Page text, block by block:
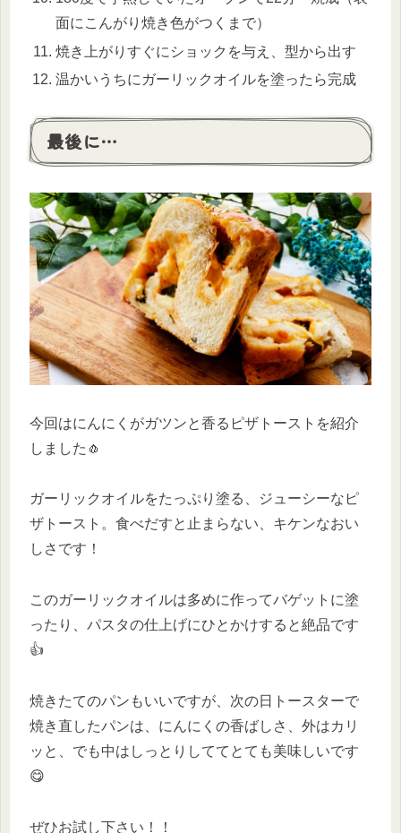
面にこんがり焼き色がつくまで）
焼き上がりすぐにショックを与え、型から出す
温かいうちにガーリックオイルを塗ったら完成
最後に…
今回はにんにくがガツンと香るピザトーストを紹介
しました🧄
ガーリックオイルをたっぷり塗る、ジューシーなピ
ザトースト。食べだすと止まらない、キケンなおい
しさです！
このガーリックオイルは多めに作ってバゲットに塗
ったり、パスタの仕上げにひとかけすると絶品です
👍
焼きたてのパンもいいですが、次の日トースターで
焼き直したパンは、にんにくの香ばしさ、外はカリ
ッと、でも中はしっとりしててとても美味しいです
😋
ぜひお試し下さい！！